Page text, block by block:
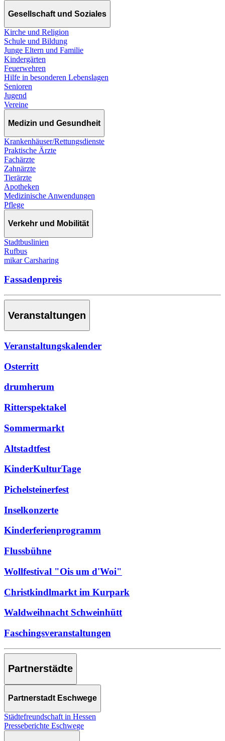
Gesellschaft und Soziales
Kirche und Religion
Schule und Bildung
Junge Eltern und Familie
Kindergärten
Feuerwehren
Hilfe in besonderen Lebenslagen
Senioren
Jugend
Vereine
Medizin und Gesundheit
Krankenhäuser/Rettungsdienste
Praktische Ärzte
Fachärzte
Zahnärzte
Tierärzte
Apotheken
Medizinische Anwendungen
Pflege
Verkehr und Mobilität
Stadtbuslinien
Rufbus
mikar Carsharing
Fassadenpreis
Veranstaltungen
Veranstaltungskalender
Osterritt
drumherum
Ritterspektakel
Sommermarkt
Altstadtfest
KinderKulturTage
Pichelsteinerfest
Inselkonzerte
Kinderferienprogramm
Flussbühne
Wollfestival "Ois um d'Woi"
Christkindlmarkt im Kurpark
Waldweihnacht Schweinhütt
Faschingsveranstaltungen
Partnerstädte
Partnerstadt Eschwege
Städtefreundschaft in Hessen
Presseberichte Eschwege